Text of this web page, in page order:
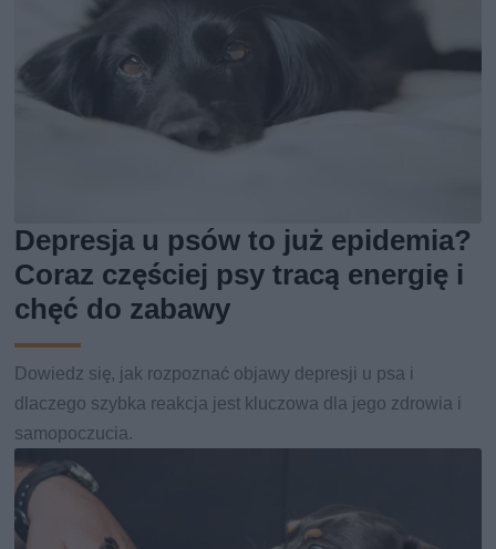
Depresja u psów to już epidemia?
Coraz częściej psy tracą energię i
chęć do zabawy
Dowiedz się, jak rozpoznać objawy depresji u psa i
dlaczego szybka reakcja jest kluczowa dla jego zdrowia i
samopoczucia.